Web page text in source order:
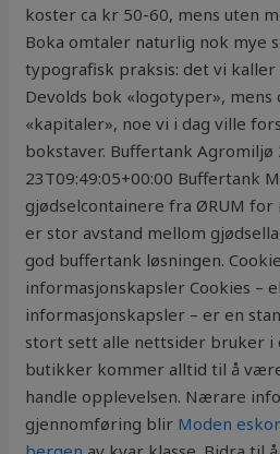
koster ca kr 50-60, mens uten
Boka omtaler naturlig nok mye
typografisk praksis: det vi kaller
Devolds bok «logotyper»,
«kapitaler», noe vi i dag ville
bokstaver. Buffertank Agromiljø
23T09:49:05+00:00 Buffertank
gjødselcontainere fra ØRUM
er stor avstand mellom
god buffertank løsningen.
informasjonskapsler Cookies –
informasjonskapsler – er en
stort sett alle nettsider bruker i
butikker kommer alltid til å
handle opplevelsen. Nærare
gjennomføring blir Moden